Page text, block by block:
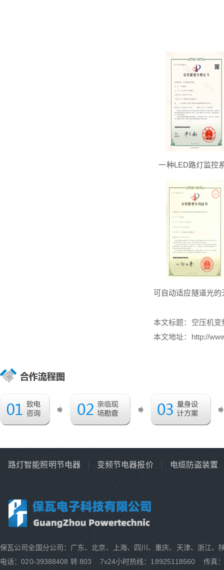
一种LED路灯监控
可自动适应隧道光的
本文标题： 空压机变
本文地址： http://
路灯智能照明节电器 变频节电器报价 电缆防盗装置
保瓦公司全国分公司：广东、北京、上海、四川、重庆、天津、浙江
电话：020-39388408 转 803 7x24小时热线：18925118560 传真